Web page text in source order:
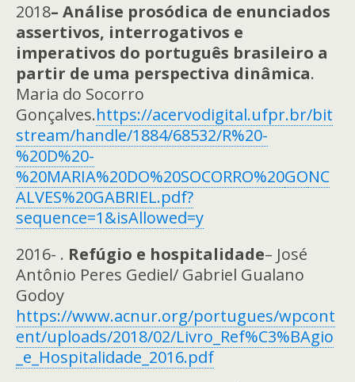
2018– Análise prosódica de enunciados
assertivos, interrogativos e
imperativos do português brasileiro a
partir de uma perspectiva dinâmica.
Maria do Socorro
Gonçalves.https://acervodigital.ufpr.br/bit
stream/handle/1884/68532/R%20-
%20D%20-
%20MARIA%20DO%20SOCORRO%20GONC
ALVES%20GABRIEL.pdf?
sequence=1&isAllowed=y
2016- . Refúgio e hospitalidade– José
Antônio Peres Gediel/ Gabriel Gualano
Godoy
https://www.acnur.org/portugues/wpcont
ent/uploads/2018/02/Livro_Ref%C3%BAgio
_e_Hospitalidade_2016.pdf